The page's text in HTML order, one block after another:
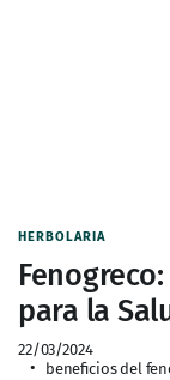
HERBOLARIA
para la
22/03/2024
beneficios del